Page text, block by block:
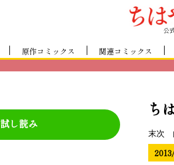
公
原作コミックス 関連コミックス
試し読み
ち
末次